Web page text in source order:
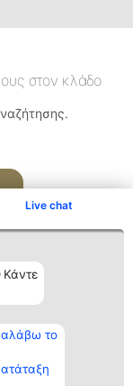
Live chat
Κάντε
το
στον κλάδο